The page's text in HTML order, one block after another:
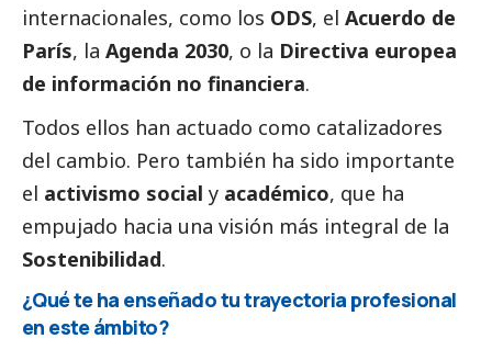
internacionales, como los ODS, el Acuerdo de
París, la Agenda 2030, o la Directiva europea
de información no financiera.
Todos ellos han actuado como catalizadores
del cambio. Pero también ha sido importante
el activismo social y académico, que ha
empujado hacia una visión más integral de la
Sostenibilidad.
¿Qué te ha enseñado tu trayectoria profesional
en este ámbito?